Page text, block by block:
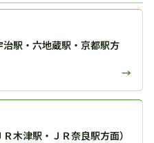
駅・六地蔵駅・京都駅方
→
木津駅・ＪＲ奈良駅方面）